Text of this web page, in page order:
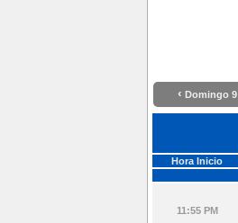
‹ Domingo 9
Hora Inicio
11:55 PM